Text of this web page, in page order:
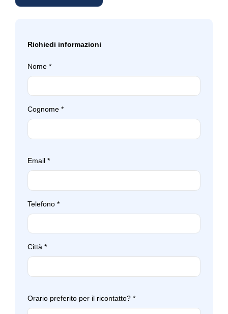
Richiedi informazioni
Nome *
Cognome *
Email *
Telefono *
Città *
Orario preferito per il ricontatto? *